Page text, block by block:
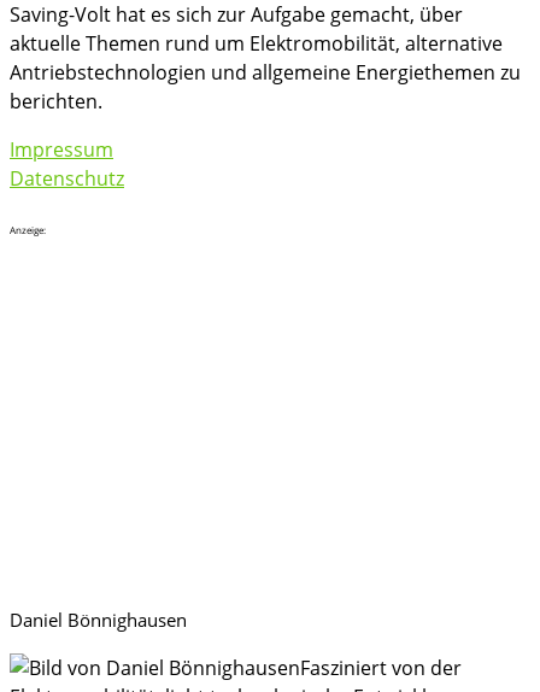
Saving-Volt hat es sich zur Aufgabe gemacht, über
aktuelle Themen rund um Elektromobilität, alternative
Antriebstechnologien und allgemeine Energiethemen zu
berichten.
Impressum
Datenschutz
Anzeige:
Daniel Bönnighausen
Fasziniert von der